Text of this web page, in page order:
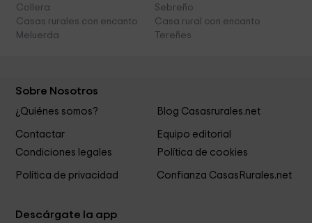
Collera
Sebreño
Casas rurales con encanto
Meluerda
Casa rural con encanto
Tereñes
Sobre Nosotros
¿Quiénes somos? Blog Casasrurales.net
Contactar
Equipo editorial
Condiciones legales
Política de cookies
Política de privacidad Confianza CasasRurales.net
Descárgate la app